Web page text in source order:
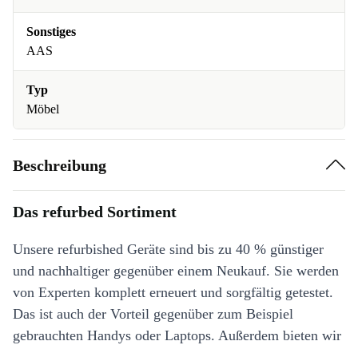
Sonstiges
AAS
Typ
Möbel
Beschreibung
Das refurbed Sortiment
Unsere refurbished Geräte sind bis zu 40 % günstiger
und nachhaltiger gegenüber einem Neukauf. Sie werden
von Experten komplett erneuert und sorgfältig getestet.
Das ist auch der Vorteil gegenüber zum Beispiel
gebrauchten Handys oder Laptops. Außerdem bieten wir